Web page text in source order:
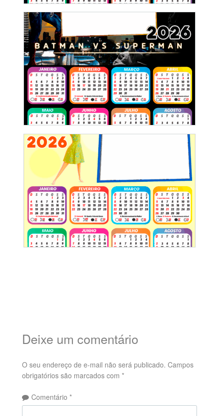
Deixe um comentário
O seu endereço de e-mail não será publicado. Campos
obrigatórios são marcados com *
Comentário *